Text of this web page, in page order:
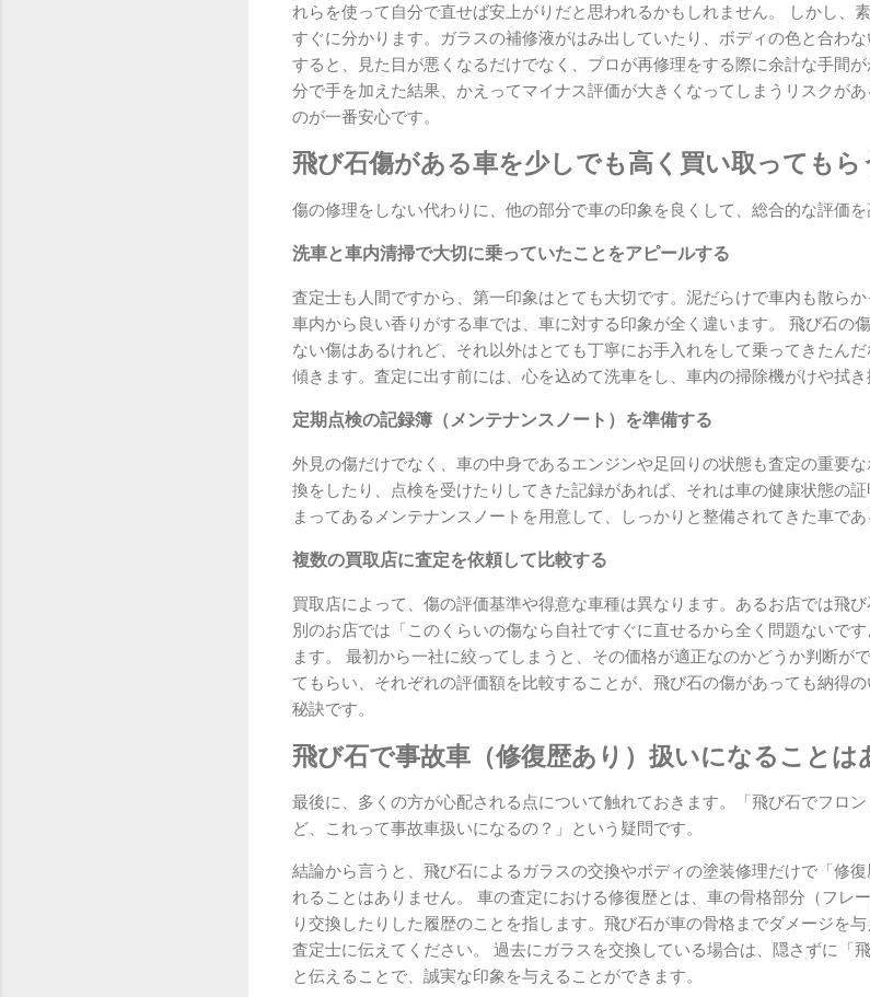
れらを使って自分で直せば安上がりだと思われるかもしれません。 しかし、
すぐに分かります。ガラスの補修液がはみ出していたり、ボディの色と合わ
すると、見た目が悪くなるだけでなく、プロが再修理をする際に余計な手間
分で手を加えた結果、かえってマイナス評価が大きくなってしまうリスクが
のが一番安心です。
飛び石傷がある車を少しでも高く買い取ってもら
傷の修理をしない代わりに、他の部分で車の印象を良くして、総合的な評価を
洗車と車内清掃で大切に乗っていたことをアピールする
査定士も人間ですから、第一印象はとても大切です。泥だらけで車内も散ら
車内から良い香りがする車では、車に対する印象が全く違います。 飛び石の
ない傷はあるけれど、それ以外はとても丁寧にお手入れをして乗ってきたん
傾きます。査定に出す前には、心を込めて洗車をし、車内の掃除機がけや拭き
定期点検の記録簿（メンテナンスノート）を準備する
外見の傷だけでなく、車の中身であるエンジンや足回りの状態も査定の重要
換をしたり、点検を受けたりしてきた記録があれば、それは車の健康状態の
まってあるメンテナンスノートを用意して、しっかりと整備されてきた車であ
複数の買取店に査定を依頼して比較する
買取店によって、傷の評価基準や得意な車種は異なります。あるお店では飛
別のお店では「このくらいの傷なら自社ですぐに直せるから全く問題ないで
ます。 最初から一社に絞ってしまうと、その価格が適正なのかどうか判断が
てもらい、それぞれの評価額を比較することが、飛び石の傷があっても納得
秘訣です。
飛び石で事故車（修復歴あり）扱いになることは
最後に、多くの方が心配される点について触れておきます。「飛び石でフロ
ど、これって事故車扱いになるの？」という疑問です。
結論から言うと、飛び石によるガラスの交換やボディの塗装修理だけで「修
れることはありません。 車の査定における修復歴とは、車の骨格部分（フレ
り交換したりした履歴のことを指します。飛び石が車の骨格までダメージを
査定士に伝えてください。 過去にガラスを交換している場合は、隠さずに「
と伝えることで、誠実な印象を与えることができます。